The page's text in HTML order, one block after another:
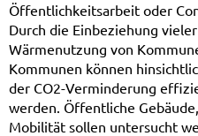
Öffentlichkeitsarbeit oder
Durch die Einbeziehung
Wärmenutzung von
Kommunen können
der CO2-Verminderung
werden. Öffentliche
Mobilität sollen untersucht